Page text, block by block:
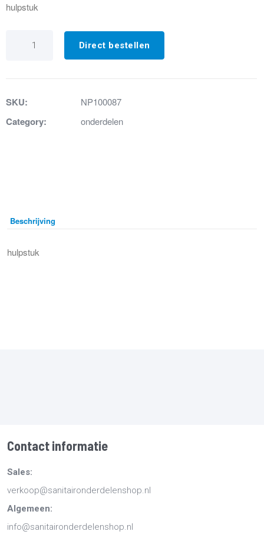
hulpstuk
Direct bestellen
SKU: NP100087
Category: onderdelen
Beschrijving
hulpstuk
Contact informatie
Sales:
verkoop@sanitaironderdelenshop.nl
Algemeen:
info@sanitaironderdelenshop.nl